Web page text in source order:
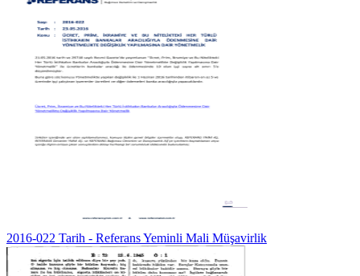
2016-022 Tarih - Referans Yeminli Mali Müşavirlik